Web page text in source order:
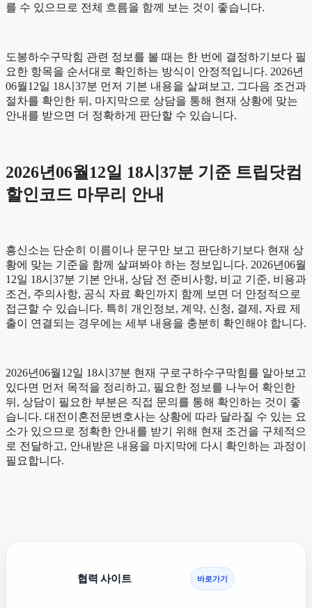
를 수 있으므로 전체 흐름을 함께 보는 것이 좋습니다.
도봉하수구막힘 관련 정보를 볼 때는 한 번에 결정하기보다 필
요한 항목을 순서대로 확인하는 방식이 안정적입니다. 2026년
06월12일 18시37분 먼저 기본 내용을 살펴보고, 그다음 조건과
절차를 확인한 뒤, 마지막으로 상담을 통해 현재 상황에 맞는
안내를 받으면 더 정확하게 판단할 수 있습니다.
2026년06월12일 18시37분 기준 트립닷컴
할인코드 마무리 안내
흥신소는 단순히 이름이나 문구만 보고 판단하기보다 현재 상
황에 맞는 기준을 함께 살펴봐야 하는 정보입니다. 2026년06월
12일 18시37분 기본 안내, 상담 전 준비사항, 비교 기준, 비용과
조건, 주의사항, 공식 자료 확인까지 함께 보면 더 안정적으로
접근할 수 있습니다. 특히 개인정보, 계약, 신청, 결제, 자료 제
출이 연결되는 경우에는 세부 내용을 충분히 확인해야 합니다.
2026년06월12일 18시37분 현재 구로구하수구막힘를 알아보고
있다면 먼저 목적을 정리하고, 필요한 정보를 나누어 확인한
뒤, 상담이 필요한 부분은 직접 문의를 통해 확인하는 것이 좋
습니다. 대전이혼전문변호사는 상황에 따라 달라질 수 있는 요
소가 있으므로 정확한 안내를 받기 위해 현재 조건을 구체적으
로 전달하고, 안내받은 내용을 마지막에 다시 확인하는 과정이
필요합니다.
협력 사이트 바로가기